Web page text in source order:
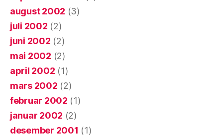
august 2002 (3)
juli 2002 (2)
juni 2002 (2)
mai 2002 (2)
april 2002 (1)
mars 2002 (2)
februar 2002 (1)
januar 2002 (2)
desember 2001 (1)